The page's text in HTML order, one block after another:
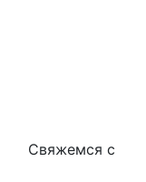
Свяжемся с